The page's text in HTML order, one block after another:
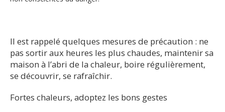
Il est rappelé quelques mesures de précaution : ne
pas sortir aux heures les plus chaudes, maintenir sa
maison à l’abri de la chaleur, boire régulièrement,
se découvrir, se rafraîchir.
Fortes chaleurs, adoptez les bons gestes